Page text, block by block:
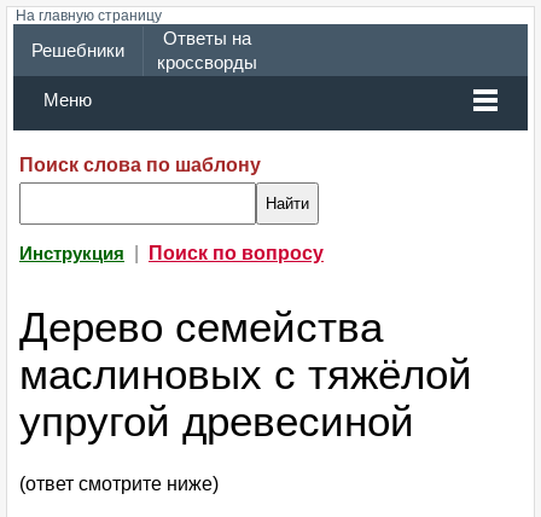
На главную страницу
Решебники
Ответы на
кроссворды
Меню
Поиск слова по шаблону
Инструкция Поиск по вопросу
Дерево семейства
маслиновых с тяжёлой
упругой древесиной
(ответ смотрите ниже)